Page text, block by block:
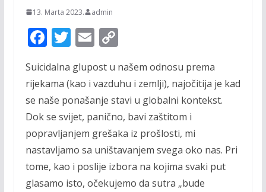
13. Marta 2023. admin
F
e
b
o
o
k
T
itt
er
E
ai
l
C
p
y
Li
n
k
Suicidalna glupost u našem odnosu prema
rijekama (kao i vazduhu i zemlji), najočitija je kad
se naše ponašanje stavi u globalni kontekst.
Dok se svijet, panično, bavi zaštitom i
popravljanjem grešaka iz prošlosti, mi
nastavljamo sa uništavanjem svega oko nas. Pri
tome, kao i poslije izbora na kojima svaki put
glasamo isto, očekujemo da sutra „bude